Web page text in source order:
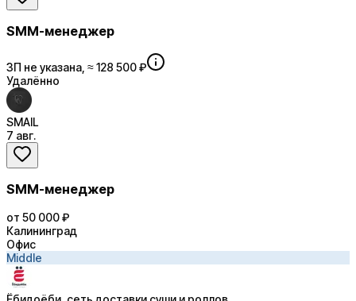
SMM-менеджер
ЗП не указана, ≈ 128 500 ₽
Удалённо
SMAIL
7 авг.
SMM-менеджер
от 50 000 ₽
Калининград
Офис
Middle